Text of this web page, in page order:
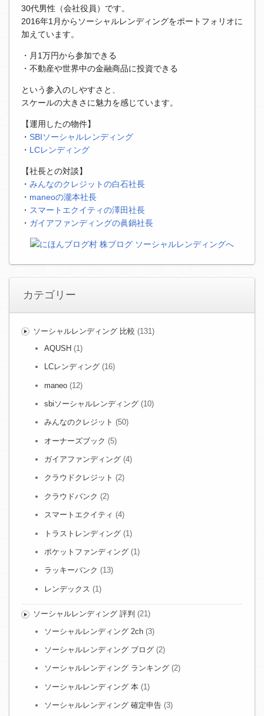
30代男性（会社役員）です。
2016年1月からソーシャルレンディングをポートフォリオに
加えています。
・月1万円から参加できる
・不動産や世界中の金融商品に投資できる
という参入のしやすさと、
スケールの大きさに魅力を感じています。
【運用したの物件】
・ SBIソーシャルレンディング
・ LCレンディング
【社長との対談】
・ みんなのクレジットの白石社長
・ maneoの瀧本社長
・ スマートエクイティの澤田社長
・ ガイアファンディングの眞鍋社長
カテゴリー
ソーシャルレンディング 比較 (131)
AQUSH (1)
LCレンディング (16)
maneo (12)
sbiソーシャルレンディング (10)
みんなのクレジット (50)
オーナーズブック (5)
ガイアファンディング (4)
クラウドクレジット (2)
クラウドバンク (2)
スマートエクイティ (4)
トラストレンディング (1)
ポケットファンディング (1)
ラッキーバンク (13)
レンデックス (1)
ソーシャルレンディング 評判 (21)
ソーシャルレンディング 2ch (3)
ソーシャルレンディング ブログ (2)
ソーシャルレンディング ランキング (2)
ソーシャルレンディング 本 (1)
ソーシャルレンディング 確定申告 (3)